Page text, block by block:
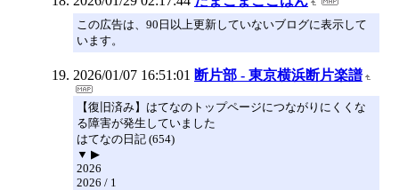
この広告は、90日以上更新していないブログに表示して
います。
2026/01/07 16:51:01 断片部 - 東京横浜断片楽譜
【復旧済み】はてなのトップページにつながりにくくな
る障害が発生していました
はてなの日記 (654)
▼ ▶
2026
2026 / 1